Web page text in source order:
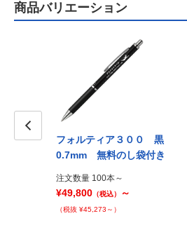
商品バリエーション
ワイン
フォルティア３００ 黒
0.7mm 無料のし袋付き
注文数量 100本～
¥49,800 （税込） ～
（税抜 ¥45,273～）